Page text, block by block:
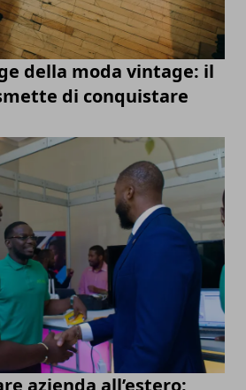
della moda vintage: il
di conquistare
azienda all’estero: